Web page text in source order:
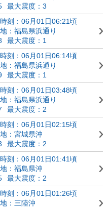
最大震度：3
刻：06月01日06:21頃
：福島県浜通り
最大震度：1
刻：06月01日06:14頃
：福島県浜通り
最大震度：1
刻：06月01日03:48頃
：福島県浜通り
最大震度：2
刻：06月01日02:15頃
：宮城県沖
最大震度：2
刻：06月01日01:41頃
：福島県沖
最大震度：2
刻：06月01日01:26頃
：三陸沖